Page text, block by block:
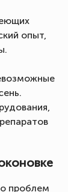
опыт,
проблем